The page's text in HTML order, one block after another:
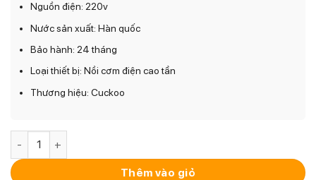
Nguồn điện: 220v
Nước sản xuất: Hàn quốc
Bảo hành: 24 tháng
Loại thiết bị: Nồi cơm điện cao tần
Thương hiệu: Cuckoo
Nồi cơm cao tần Cuckoo CRP-DHAS069FB 1.08L (lòng nồi
Thêm vào giỏ